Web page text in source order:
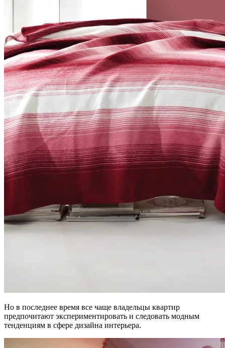
Но в последнее время все чаще владельцы квартир
предпочитают экспериментировать и следовать модным
тенденциям в сфере дизайна интерьера.